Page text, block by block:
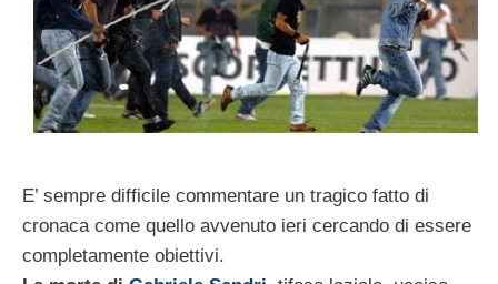
E’ sempre difficile commentare un tragico fatto di
cronaca come quello avvenuto ieri cercando di essere
completamente obiettivi.